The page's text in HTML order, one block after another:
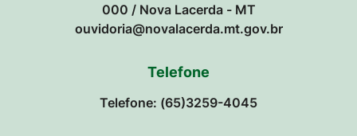
000 / Nova Lacerda - MT
ouvidoria@novalacerda.mt.gov.br
Telefone
Telefone: (65)3259-4045